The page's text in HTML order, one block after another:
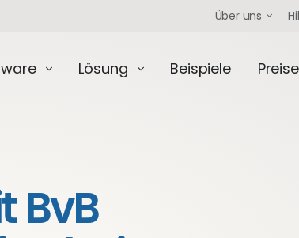
BvB
Über uns
Lösung Beispiele Preise